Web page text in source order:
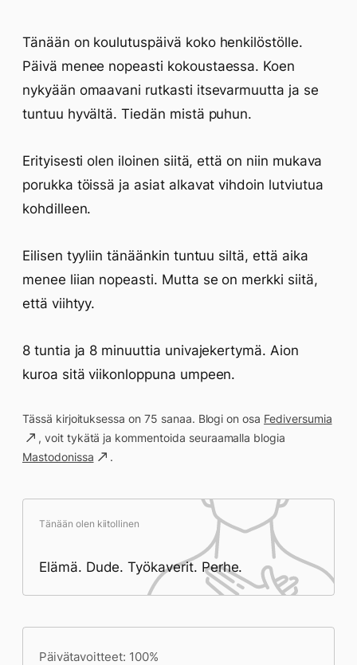
Tänään on koulutuspäivä koko henkilöstölle.
Päivä menee nopeasti kokoustaessa. Koen
nykyään omaavani rutkasti itsevarmuutta ja se
tuntuu hyvältä. Tiedän mistä puhun.
Erityisesti olen iloinen siitä, että on niin mukava
porukka töissä ja asiat alkavat vihdoin lutviutua
kohdilleen.
Eilisen tyyliin tänäänkin tuntuu siltä, että aika
menee liian nopeasti. Mutta se on merkki siitä,
että viihtyy.
8 tuntia ja 8 minuuttia univajekertymä. Aion
kuroa sitä viikonloppuna umpeen.
Tässä kirjoituksessa on 75 sanaa. Blogi on osa Fediversumia
, voit tykätä ja kommentoida seuraamalla blogia
Mastodonissa
.
Tänään olen kiitollinen
Elämä. Dude. Työkaverit. Perhe.
Päivätavoitteet: 100%